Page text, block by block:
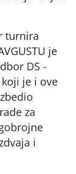
turnira
je
DS -
je i ove
za
i